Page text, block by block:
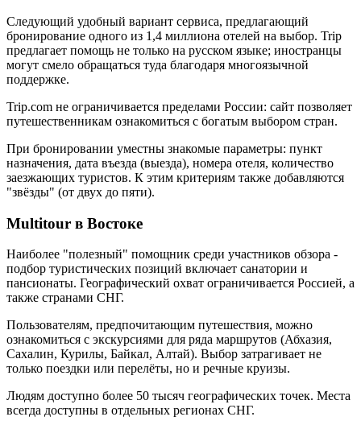
Следующий удобный вариант сервиса, предлагающий
бронирование одного из 1,4 миллиона отелей на выбор. Trip
предлагает помощь не только на русском языке; иностранцы
могут смело обращаться туда благодаря многоязычной
поддержке.
Trip.com не ограничивается пределами России: сайт позволяет
путешественникам ознакомиться с богатым выбором стран.
При бронировании уместны знакомые параметры: пункт
назначения, дата въезда (выезда), номера отеля, количество
заезжающих туристов. К этим критериям также добавляются
"звёзды" (от двух до пяти).
Multitour в Востоке
Наиболее "полезный" помощник среди участников обзора -
подбор туристических позиций включает санатории и
пансионаты. Географический охват ограничивается Россией, а
также странами СНГ.
Пользователям, предпочитающим путешествия, можно
ознакомиться с экскурсиями для ряда маршрутов (Абхазия,
Сахалин, Курилы, Байкал, Алтай). Выбор затрагивает не
только поездки или перелёты, но и речные круизы.
Людям доступно более 50 тысяч географических точек. Места
всегда доступны в отдельных регионах СНГ.